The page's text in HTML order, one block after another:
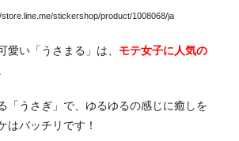
stickershop/product/1008068/ja
愛い「うさまる」は、 モテ女子に人気の
「うさぎ」で、ゆるゆるの感じに癒しを
はバッチリです！